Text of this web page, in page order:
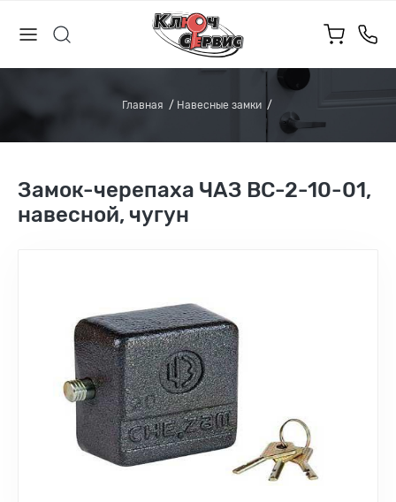
Главная Навесные замки
Замок-черепаха ЧАЗ ВС-2-10-01,
навесной, чугун